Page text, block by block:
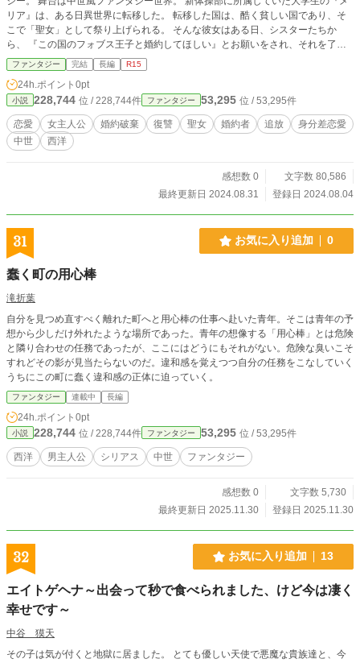
リア』は、ある日異世界に転移した。 転移した国は、酷く貧しい国であり、そ
こで「聖女」として祭り上げられる。 そんな彼女はある日、シスターたちか
ら、 『この国のフォブス王子と婚約してほしい』とお願いをされ、それを了承
する。 しかしそのフォブス王子の言動はメリアにとって受け入れられないもの
だった。 具体的には、 ・軍議に口を出しても「戦争の責任者は、俺だ」と言っ
て耳を傾けない ・「女と飯が食えるか」と言い、一緒に食事を摂ろうとしない
・貧しい母親の赤ん坊を殺め、僅かな金と毛布を対価として渡す ・さらにその
死体を、敵対している国「レイペルド公国」との国境付近に飾って楽しむ ・ま
だ幼い少年を自身の近衛兵として働かせている などの行動を取っており、 彼を
ひどい暴君であると感じたメリアは反感を持つ。 それでもメリアは我慢をして
を「メリアがやった」と道化師ベラドンナに濡れ衣を着せられてしまい、 婚約
を破棄された上で逃亡生活を余儀なくされる。 フォブス王子からの追跡をかわ
子」と揶揄されている、フォブス王子の弟アイネス王子が統治する南部に逃げこ
む。 そこでアイネス王子に拾われたメリアは『道化師ライア』と名乗り、正体
を隠して復讐をもくろむことになる。 そんな中、アイネス王子の『無能ムー
ブ』を補佐するうちに次第にメリアは人気者になっていく。 また、なぜか作物
の収量の向上や水害の被害が減少したことで、 「聖女メリア様が南部地方に亡
命したおかげだ」 との声も上がり、自分が「豊穣チート使い」にされているこ
とに気が付く。 だがそれらは、すべてアイネス王子の狙いだったことが分か
り、メリアは王子の優しさに惹かれていく。 小説家になろう・カクヨムでも掲
載しています！
ファンタジー 完結 長編 R15
24h.ポイント 0pt
小説 228,744 位 / 228,744件 ファンタジー 53,295 位 / 53,295件
恋愛 女主人公 婚約破棄 復讐 聖女 婚約者 追放
身分差恋愛
中世
西洋
感想数 0
文字数 80,586
最終更新日 2024.08.31
登録日 2024.08.04
31 お気に入り追加 0
蠢く町の用心棒
滝折葉
自分を見つめ直すべく離れた町へと用心棒の仕事へ赴いた青年。そこは青年の予
想から少しだけ外れたような場所であった。青年の想像する「用心棒」とは危険
と隣り合わせの任務であったが、ここにはどうにもそれがない。危険な臭いこそ
すれどその影が見当たらないのだ。違和感を覚えつつ自分の任務をこなしていく
うちにこの町に蠢く違和感の正体に迫っていく。
ファンタジー 連載中 長編
24h.ポイント 0pt
小説 228,744 位 / 228,744件 ファンタジー 53,295 位 / 53,295件
西洋 男主人公 シリアス 中世 ファンタジー
感想数 0
文字数 5,730
最終更新日 2025.11.30
登録日 2025.11.30
32 お気に入り追加 13
エイトゲヘナ～出会って秒で食べられました、けど今は凄く
幸せです～
中谷 獏天
その子は気が付くと地獄に居ました。 とても優しい天使で悪魔な貴族達と、今